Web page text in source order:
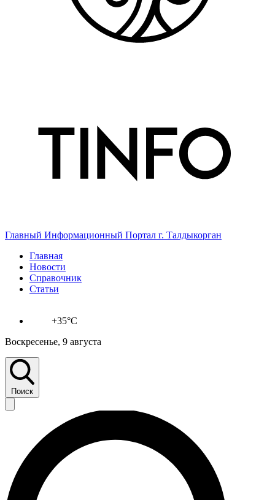
Главный Информационный Портал г. Талдыкорган
Главная
Новости
Справочник
Статьи
+35°C
Воскресенье, 9 августа
Поиск